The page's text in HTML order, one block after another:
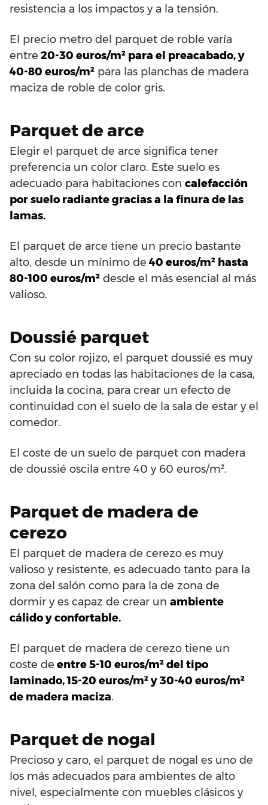
resistencia a los impactos y a la tensión.
El precio metro del parquet de roble varía
entre 20-30 euros/m² para el preacabado, y
40-80 euros/m² para las planchas de madera
maciza de roble de color gris.
Parquet de arce
Elegir el parquet de arce significa tener
preferencia un color claro. Este suelo es
adecuado para habitaciones con calefacción
por suelo radiante gracias a la finura de las
lamas.
El parquet de arce tiene un precio bastante
alto, desde un mínimo de 40 euros/m² hasta
80-100 euros/m² desde el más esencial al más
valioso.
Doussié parquet
Con su color rojizo, el parquet doussié es muy
apreciado en todas las habitaciones de la casa,
incluida la cocina, para crear un efecto de
continuidad con el suelo de la sala de estar y el
comedor.
El coste de un suelo de parquet con madera
de doussié oscila entre 40 y 60 euros/m².
Parquet de madera de
cerezo
El parquet de madera de cerezo es muy
valioso y resistente, es adecuado tanto para la
zona del salón como para la de zona de
dormir y es capaz de crear un ambiente
cálido y confortable.
El parquet de madera de cerezo tiene un
coste de entre 5-10 euros/m² del tipo
laminado, 15-20 euros/m² y 30-40 euros/m²
de madera maciza.
Parquet de nogal
Precioso y caro, el parquet de nogal es uno de
los más adecuados para ambientes de alto
nivel, especialmente con muebles clásicos y